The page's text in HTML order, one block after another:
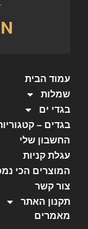
עמוד הבית
שמלות
בגדי ים
בגדים –
החשבון שלי
עגלת קניות
המוצרים הכי
צור קשר
תקנון האתר
מאמרים